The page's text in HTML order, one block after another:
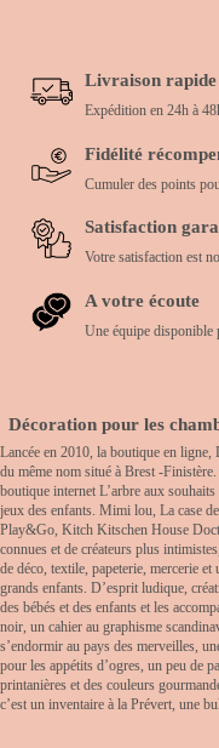
Livraison rapide
Expédition en 24h à
Fidélité
Cumuler des points
Satisfaction
Votre satisfaction est
A votre écoute
Une équipe disponible
Décoration pour les
Lancée en 2010, la boutique en
du même nom situé à Brest -
boutique internet L’arbre aux
jeux des enfants. Mimi lou, La case
Play&Go, Kitch Kitschen House
connues et de créateurs plus
de déco, textile, papeterie, mercerie
grands enfants. D’esprit ludique,
des bébés et des enfants et les
noir, un cahier au graphisme
s’endormir au pays des merveilles,
pour les appétits d’ogres, un peu de
printanières et des couleurs
c’est un inventaire à la Prévert, une